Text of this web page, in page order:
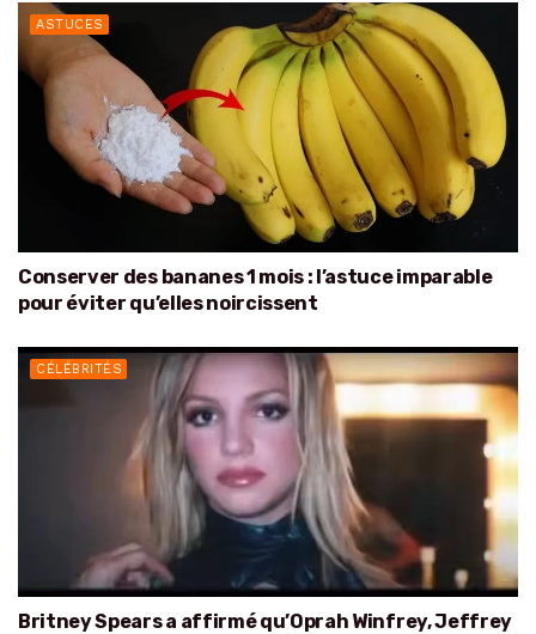
ASTUCES
Conserver des bananes 1 mois : l’astuce imparable
pour éviter qu’elles noircissent
CÉLÉBRITÉS
Britney Spears a affirmé qu’Oprah Winfrey, Jeffrey